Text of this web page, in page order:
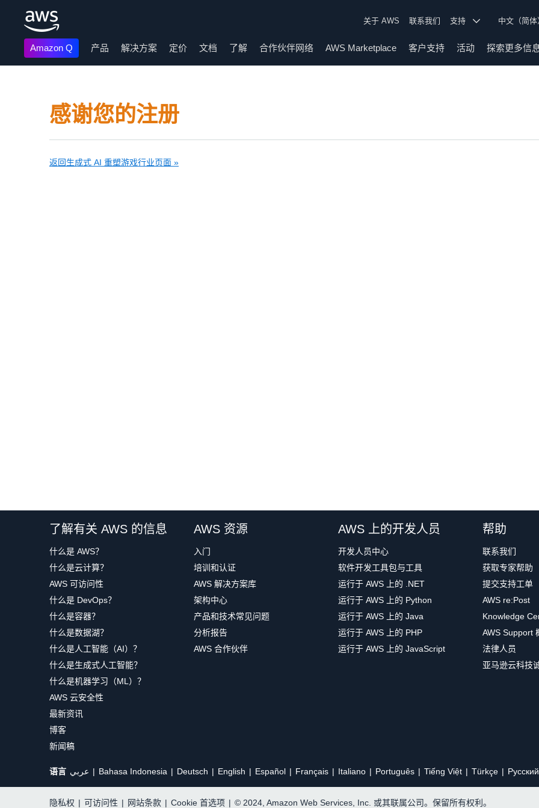
关于 AWS 联系我们 支持 中文（简
Amazon Q 产品 解决方案 定价 文档 了解 合作伙伴网络 AWS Marketplace 客户支持 活动 探索更多信
感谢您的注册
返回生成式 AI 重塑游戏行业页面 »
了解有关 AWS 的信息
什么是 AWS？
什么是云计算？
AWS 可访问性
什么是 DevOps？
什么是容器？
什么是数据湖？
什么是人工智能（AI）？
什么是生成式人工智能？
什么是机器学习（ML）？
AWS 云安全性
最新资讯
博客
新闻稿
AWS 资源
入门
培训和认证
AWS 解决方案库
架构中心
产品和技术常见问题
分析报告
AWS 合作伙伴
AWS 上的开发人员
开发人员中心
软件开发工具包与工具
运行于 AWS 上的 .NET
运行于 AWS 上的 Python
运行于 AWS 上的 Java
运行于 AWS 上的 PHP
运行于 AWS 上的 JavaScript
帮助
联系我们
获取专家帮助
提交支持工单
AWS re:Post
Knowledge
AWS Support
法律人员
亚马逊云科技
语言 عربي Bahasa Indonesia Deutsch English Español Français Italiano Português Tiếng Việt Türkçe Ρусский
隐私权 | 可访问性 | 网站条款 | Cookie 首选项 | © 2024, Amazon Web Services, Inc. 或其联属公司。保留所有权利。